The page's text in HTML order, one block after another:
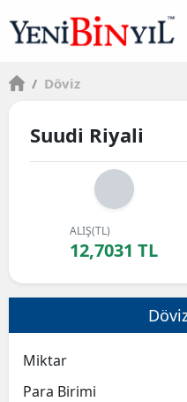
/ Döviz
Suudi Riyali
ALIŞ(TL)
12,7031 TL
Miktar
Para Birimi